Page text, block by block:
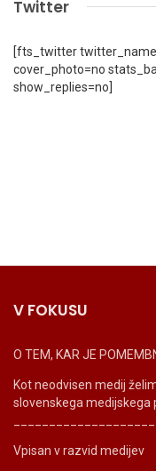
Twitter
[fts_twitter
cover_photo=no
show_replies=no]
V FOKUSU
O TEM, KAR JE
Kot neodvisen medij
slovenskega medijskega
Vpisan v razvid medijev